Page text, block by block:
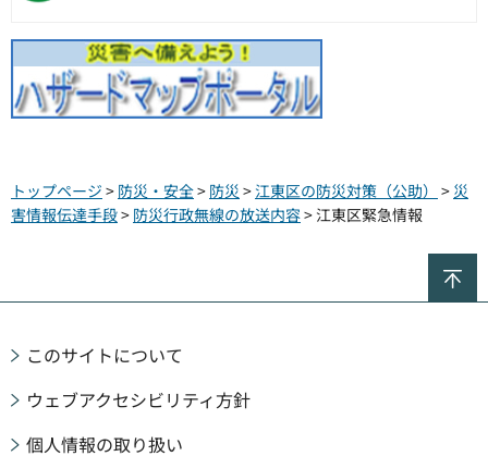
トップページ > 防災・安全> 防災 >江東区の防災対策（公助） > 災
害情報伝達手段> 防災行政無線の放送内容> 江東区緊急情報
このサイトについて
ウェブアクセシビリティ方針
個人情報の取り扱い